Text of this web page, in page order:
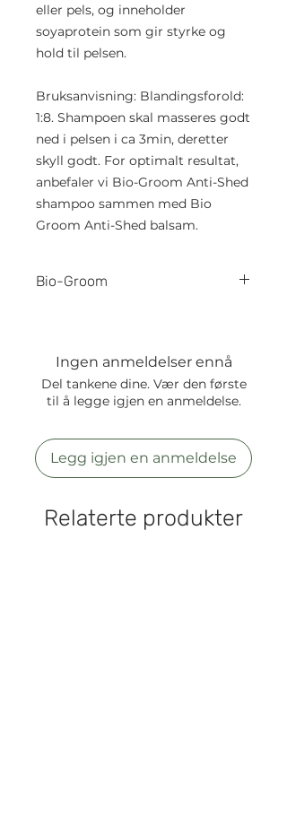
eller pels, og inneholder
soyaprotein som gir styrke og
hold til pelsen.
Bruksanvisning: Blandingsforold:
1:8. Shampoen skal masseres godt
ned i pelsen i ca 3min, deretter
skyll godt. For optimalt resultat,
anbefaler vi Bio-Groom Anti-Shed
shampoo sammen med Bio
Groom Anti-Shed balsam.
Bio-Groom
førsteklasses pels- og
pleieprodukter til hund og katt.
Siden 1971 har Bio-Groom sin
visjon vært å tilby pels- og
som både er bra for kjæledyrene
våre og miljøet.
Ingen anmeldelser ennå
Del tankene dine. Vær den første
til å legge igjen en anmeldelse.
Legg igjen en anmeldelse
Relaterte produkter